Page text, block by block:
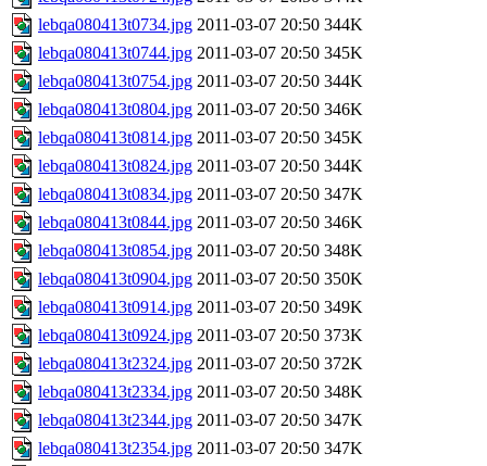
lebqa080413t0734.jpg 2011-03-07 20:50 344K
lebqa080413t0744.jpg 2011-03-07 20:50 345K
lebqa080413t0754.jpg 2011-03-07 20:50 344K
lebqa080413t0804.jpg 2011-03-07 20:50 346K
lebqa080413t0814.jpg 2011-03-07 20:50 345K
lebqa080413t0824.jpg 2011-03-07 20:50 344K
lebqa080413t0834.jpg 2011-03-07 20:50 347K
lebqa080413t0844.jpg 2011-03-07 20:50 346K
lebqa080413t0854.jpg 2011-03-07 20:50 348K
lebqa080413t0904.jpg 2011-03-07 20:50 350K
lebqa080413t0914.jpg 2011-03-07 20:50 349K
lebqa080413t0924.jpg 2011-03-07 20:50 373K
lebqa080413t2324.jpg 2011-03-07 20:50 372K
lebqa080413t2334.jpg 2011-03-07 20:50 348K
lebqa080413t2344.jpg 2011-03-07 20:50 347K
lebqa080413t2354.jpg 2011-03-07 20:50 347K